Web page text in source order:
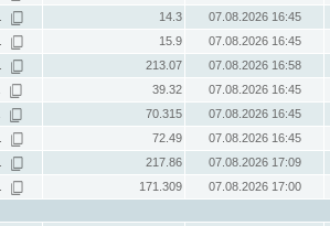
14.3
07.08.2026 16:45
15.9
07.08.2026 16:45
213.07
07.08.2026 16:58
39.32
07.08.2026 16:45
70.315
07.08.2026 16:45
72.49
07.08.2026 16:45
217.86
07.08.2026 17:09
171.309
07.08.2026 17:00